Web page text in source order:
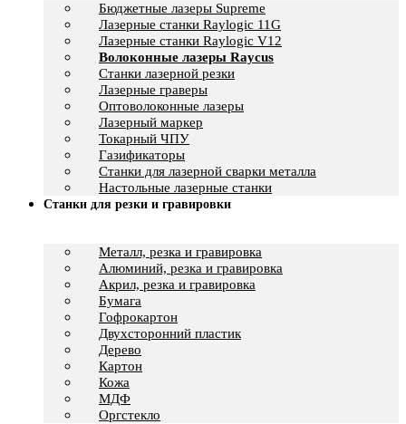
Бюджетные лазеры Supreme
Лазерные станки Raylogic 11G
Лазерные станки Raylogic V12
Волоконные лазеры Raycus
Станки лазерной резки
Лазерные граверы
Оптоволоконные лазеры
Лазерный маркер
Токарный ЧПУ
Газификаторы
Cтанки для лазерной сварки металла
Настольные лазерные станки
Станки для резки и гравировки
Металл, резка и гравировка
Алюминий, резка и гравировка
Акрил, резка и гравировка
Бумага
Гофрокартон
Двухсторонний пластик
Дерево
Картон
Кожа
МДФ
Оргстекло